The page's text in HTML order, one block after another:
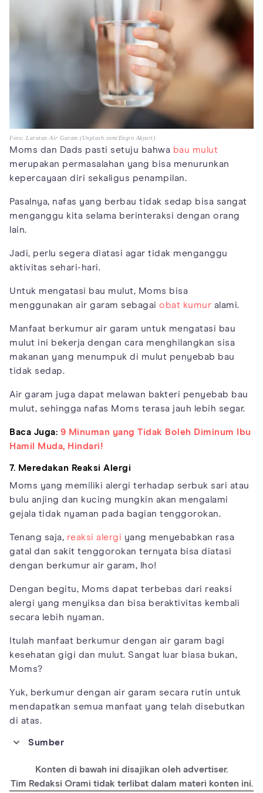
Foto: Larutan Air Garam (Unplash.com/Engin Akyurt)
Moms dan Dads pasti setuju bahwa bau mulut
merupakan permasalahan yang bisa menurunkan
kepercayaan diri sekaligus penampilan.
Pasalnya, nafas yang berbau tidak sedap bisa sangat
menganggu kita selama berinteraksi dengan orang
lain.
Jadi, perlu segera diatasi agar tidak menganggu
aktivitas sehari-hari.
Untuk mengatasi bau mulut, Moms bisa
menggunakan air garam sebagai obat kumur alami.
Manfaat berkumur air garam untuk mengatasi bau
mulut ini bekerja dengan cara menghilangkan sisa
makanan yang menumpuk di mulut penyebab bau
tidak sedap.
Air garam juga dapat melawan bakteri penyebab bau
mulut, sehingga nafas Moms terasa jauh lebih segar.
Baca Juga: 9 Minuman yang Tidak Boleh Diminum Ibu
Hamil Muda, Hindari!
7. Meredakan Reaksi Alergi
Moms yang memiliki alergi terhadap serbuk sari atau
bulu anjing dan kucing mungkin akan mengalami
gejala tidak nyaman pada bagian tenggorokan.
Tenang saja, reaksi alergi yang menyebabkan rasa
gatal dan sakit tenggorokan ternyata bisa diatasi
dengan berkumur air garam, lho!
Dengan begitu, Moms dapat terbebas dari reaksi
alergi yang menyiksa dan bisa beraktivitas kembali
secara lebih nyaman.
Itulah manfaat berkumur dengan air garam bagi
kesehatan gigi dan mulut. Sangat luar biasa bukan,
Moms?
Yuk, berkumur dengan air garam secara rutin untuk
mendapatkan semua manfaat yang telah disebutkan
di atas.
Sumber
https://mospace.umsystem.edu/xmlui/bitstream/handle/10355/
10730/WhichTreatmentsPharyngitisPain.pdf?
sequence=1&isAllowed=y
Konten di bawah ini disajikan oleh advertiser.
Tim Redaksi Orami tidak terlibat dalam materi konten ini.